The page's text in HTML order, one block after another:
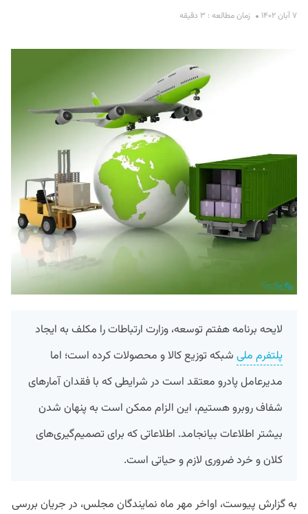
۷ آبان ۱۴۰۲ زمان مطالعه : ۳ دقیقه
لایحه برنامه هفتم توسعه، وزارت ارتباطات را مکلف به ایجاد
پلتفرم ملی شبکه توزیع کالا و محصولات کرده است؛ اما
مدیرعامل پادرو معتقد است در شرایطی که با فقدان آمارهای
شفاف روبرو هستیم، این الزام ممکن است به پنهان شدن
بیشتر اطلاعات بیانجامد. اطلاعاتی که برای تصمیم‌گیری‌های
کلان و خرد ضروری لازم و حیاتی است.
به گزارش پیوست، اواخر مهر ماه نمایندگان مجلس، در جریان بررسی